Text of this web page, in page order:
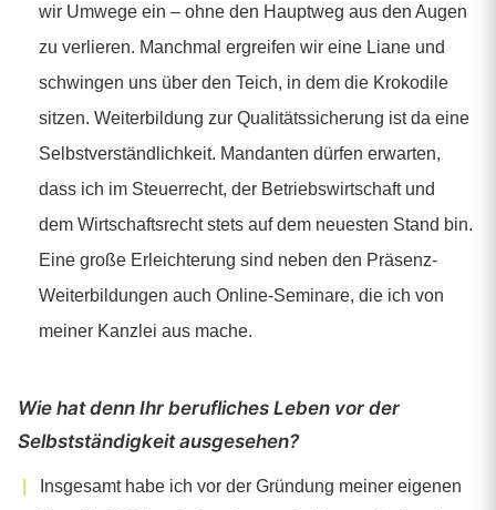
wir Umwege ein – ohne den Hauptweg aus den Augen
zu verlieren. Manchmal ergreifen wir eine Liane und
schwingen uns über den Teich, in dem die Krokodile
sitzen. Weiterbildung zur Qualitätssicherung ist da eine
Selbstverständlichkeit. Mandanten dürfen erwarten,
dass ich im Steuerrecht, der Betriebswirtschaft und
dem Wirtschaftsrecht stets auf dem neuesten Stand bin.
Eine große Erleichterung sind neben den Präsenz-
Weiterbildungen auch Online-Seminare, die ich von
meiner Kanzlei aus mache.
Wie hat denn Ihr berufliches Leben vor der
Selbstständigkeit ausgesehen?
Insgesamt habe ich vor der Gründung meiner eigenen